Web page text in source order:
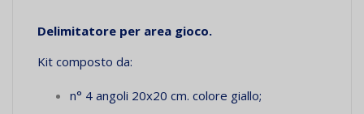
Delimitatore per area gioco.
Kit composto da:
n° 4 angoli 20x20 cm. colore giallo;